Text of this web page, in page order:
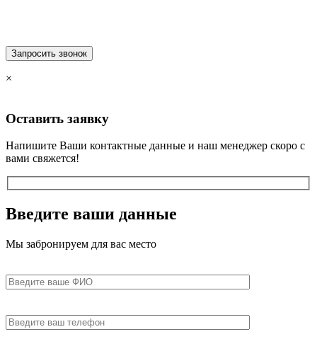
×
Оставить заявку
Напишите Ваши контактные данные и наш менеджер скоро с
вами свяжется!
Введите ваши данные
Мы забронируем для вас место